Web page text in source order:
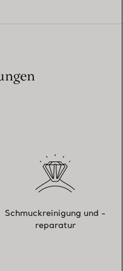
Schmuckreinigung und -
reparatur